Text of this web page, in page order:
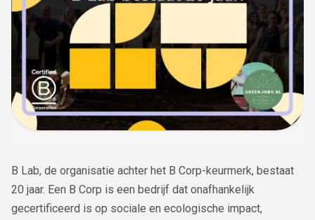
B Lab, de organisatie achter het B Corp-keurmerk, bestaat
20 jaar. Een B Corp is een bedrijf dat onafhankelijk
gecertificeerd is op sociale en ecologische impact,